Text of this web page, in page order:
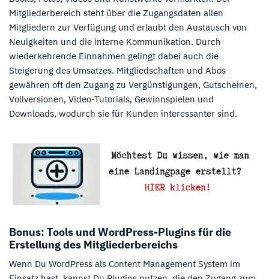
Mitgliederbereich steht über die Zugangsdaten allen
Mitgliedern zur Verfügung und erlaubt den Austausch von
Neuigkeiten und die interne Kommunikation. Durch
wiederkehrende Einnahmen gelingt dabei auch die
Steigerung des Umsatzes. Mitgliedschaften und Abos
gewähren oft den Zugang zu Vergünstigungen, Gutscheinen,
Vollversionen, Video-Tutorials, Gewinnspielen und
Downloads, wodurch sie für Kunden interessanter sind.
Bonus: Tools und WordPress-Plugins für die
Erstellung des Mitgliederbereichs
Wenn Du WordPress als Content Management System im